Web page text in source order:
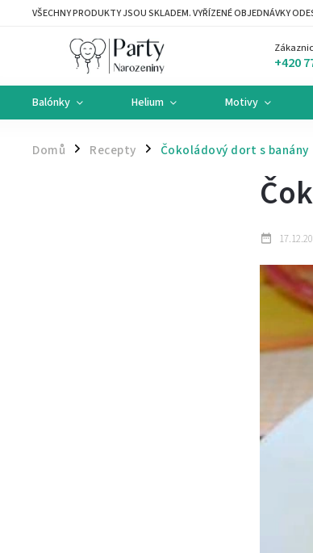
VŠECHNY PRODUKTY JSOU SKLADEM. VYŘÍZENÉ OBJEDNÁVKY
+420
Balónky Helium Motivy
Domů / Recepty / Čokoládový dort s banány